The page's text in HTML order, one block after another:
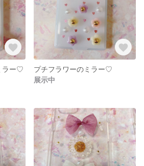
ラー♡
プチフラワーのミラー♡
展示中